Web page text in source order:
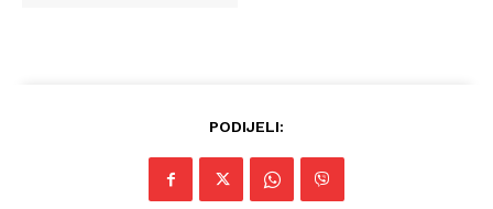
PODIJELI: